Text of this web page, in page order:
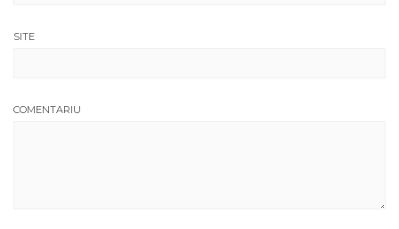
SITE
COMENTARIU